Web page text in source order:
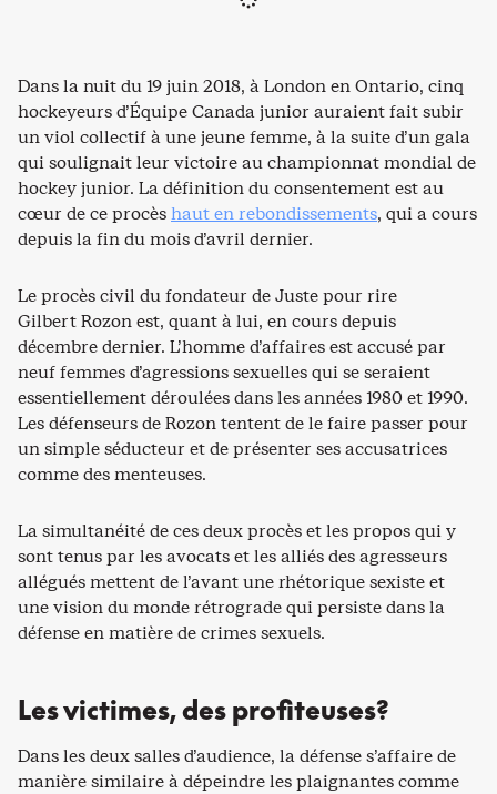
Dans la nuit du 19 juin 2018, à London en Ontario, cinq
hockeyeurs d’Équipe Canada junior auraient fait subir
un viol collectif à une jeune femme, à la suite d’un gala
qui soulignait leur victoire au championnat mondial de
hockey junior. La définition du consentement est au
cœur de ce procèshaut en rebondissements, qui a cours
depuis la fin du mois d’avril dernier.
Le procès civil du fondateur de Juste pour rire
Gilbert Rozon est, quant à lui, en cours depuis
décembre dernier. L’homme d’affaires est accusé par
neuf femmes d’agressions sexuelles qui se seraient
essentiellement déroulées dans les années 1980 et 1990.
Les défenseurs de Rozon tentent de le faire passer pour
un simple séducteur et de présenter ses accusatrices
comme des menteuses.
La simultanéité de ces deux procès et les propos qui y
sont tenus par les avocats et les alliés des agresseurs
allégués mettent de l’avant une rhétorique sexiste et
une vision du monde rétrograde qui persiste dans la
défense en matière de crimes sexuels.
Les victimes, des profiteuses?
Dans les deux salles d’audience, la défense s’affaire de
manière similaire à dépeindre les plaignantes comme